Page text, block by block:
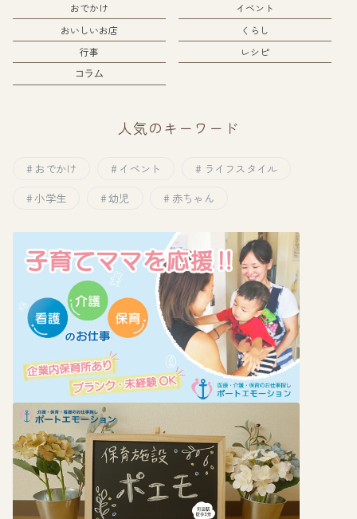
おでかけ
イベント
おいしいお店
くらし
行事
レシピ
コラム
人気のキーワード
おでかけ イベント
ライフスタイル
小学生
幼児 赤ちゃん